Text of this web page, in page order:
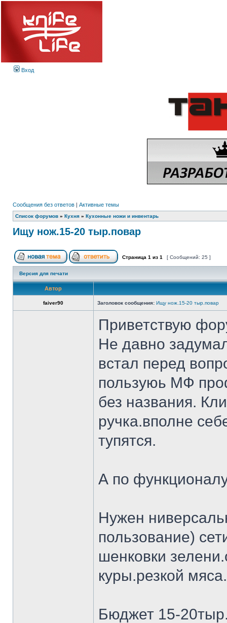
Вход
Сообщения без ответов | Активные темы
Список форумов » Кухня » Кухонные ножи и инвентарь
Ищу нож.15-20 тыр.повар
Страница 1 из 1 [ Сообщений: 25 ]
Версия для печати
Автор
faiver90 Заголовок сообщения: Ищу нож.15-20 тыр.повар
Приветствую
Не давно
встал перед
пользуюь МФ
без названия.
ручка.вполне
тупятся.
А по
Нужен
пользование)
шенковки
куры.резкой
Бюджет 15-